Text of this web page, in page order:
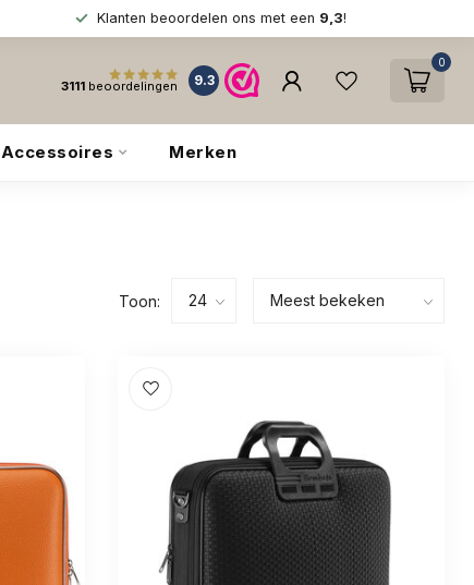
Klanten beoordelen ons met een 9,3!
3111 beoordelingen 9.3
0
Accessoires Merken
Toon: